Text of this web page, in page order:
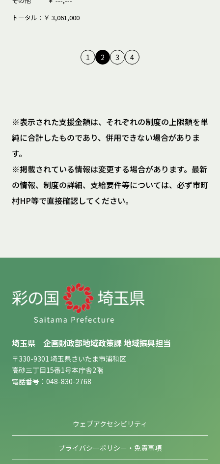
トータル：￥ 3,061,000
1 2 3 4
※表示された支援金額は、それぞれの制度の上限額を単
純に合計したものであり、併用できない場合がありま
す。
※掲載されている情報は変更する場合があります。最新
の情報、制度の詳細、支給要件等については、必ず市町
村HP等で直接確認してください。
埼玉県 企画財政部地域政策課 地域振興担当
〒330-9301 埼玉県さいたま市浦和区
高砂三丁目15番1号本庁舎2階
電話番号：048-830-2768
ウェブアクセシビリティ
プライバシーポリシー・免責事項